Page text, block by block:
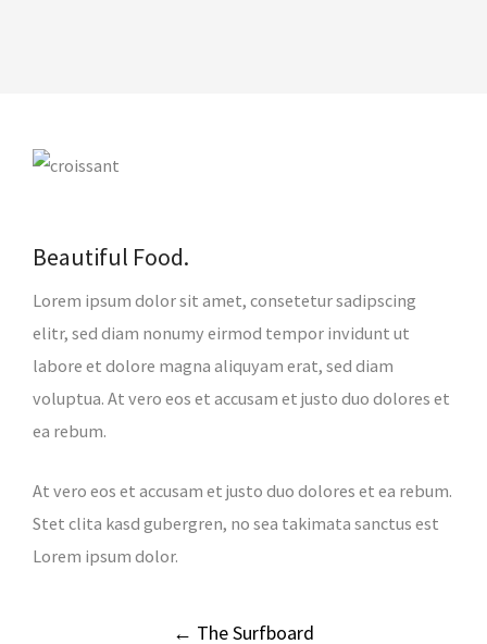
Beautiful Food.
Lorem ipsum dolor sit amet, consetetur sadipscing
elitr, sed diam nonumy eirmod tempor invidunt ut
labore et dolore magna aliquyam erat, sed diam
voluptua. At vero eos et accusam et justo duo dolores et
ea rebum.
At vero eos et accusam et justo duo dolores et ea rebum.
Stet clita kasd gubergren, no sea takimata sanctus est
Lorem ipsum dolor.
← The Surfboard